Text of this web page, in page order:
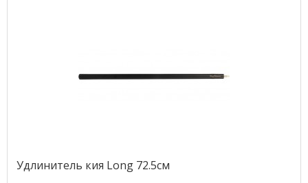
Удлинитель кия Long 72.5см